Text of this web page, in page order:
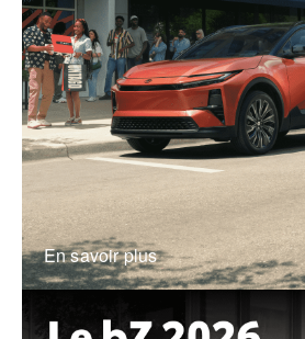
En savoir plus